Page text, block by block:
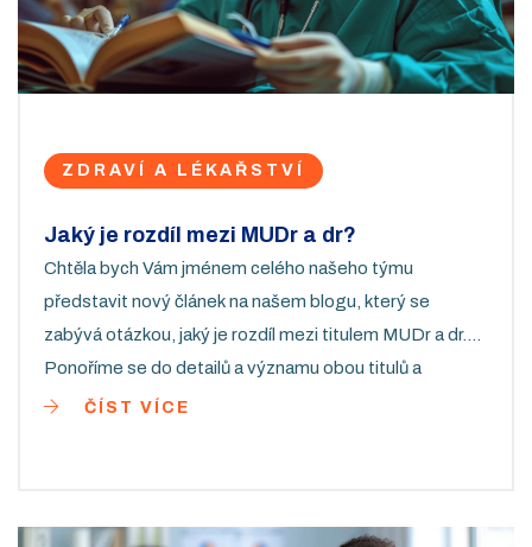
ZDRAVÍ A LÉKAŘSTVÍ
Jaký je rozdíl mezi MUDr a dr?
Chtěla bych Vám jménem celého našeho týmu
představit nový článek na našem blogu, který se
zabývá otázkou, jaký je rozdíl mezi titulem MUDr a dr.
Ponoříme se do detailů a významu obou titulů a
pomůžeme Vám porozumět, kde se každý z nich
ČÍST VÍCE